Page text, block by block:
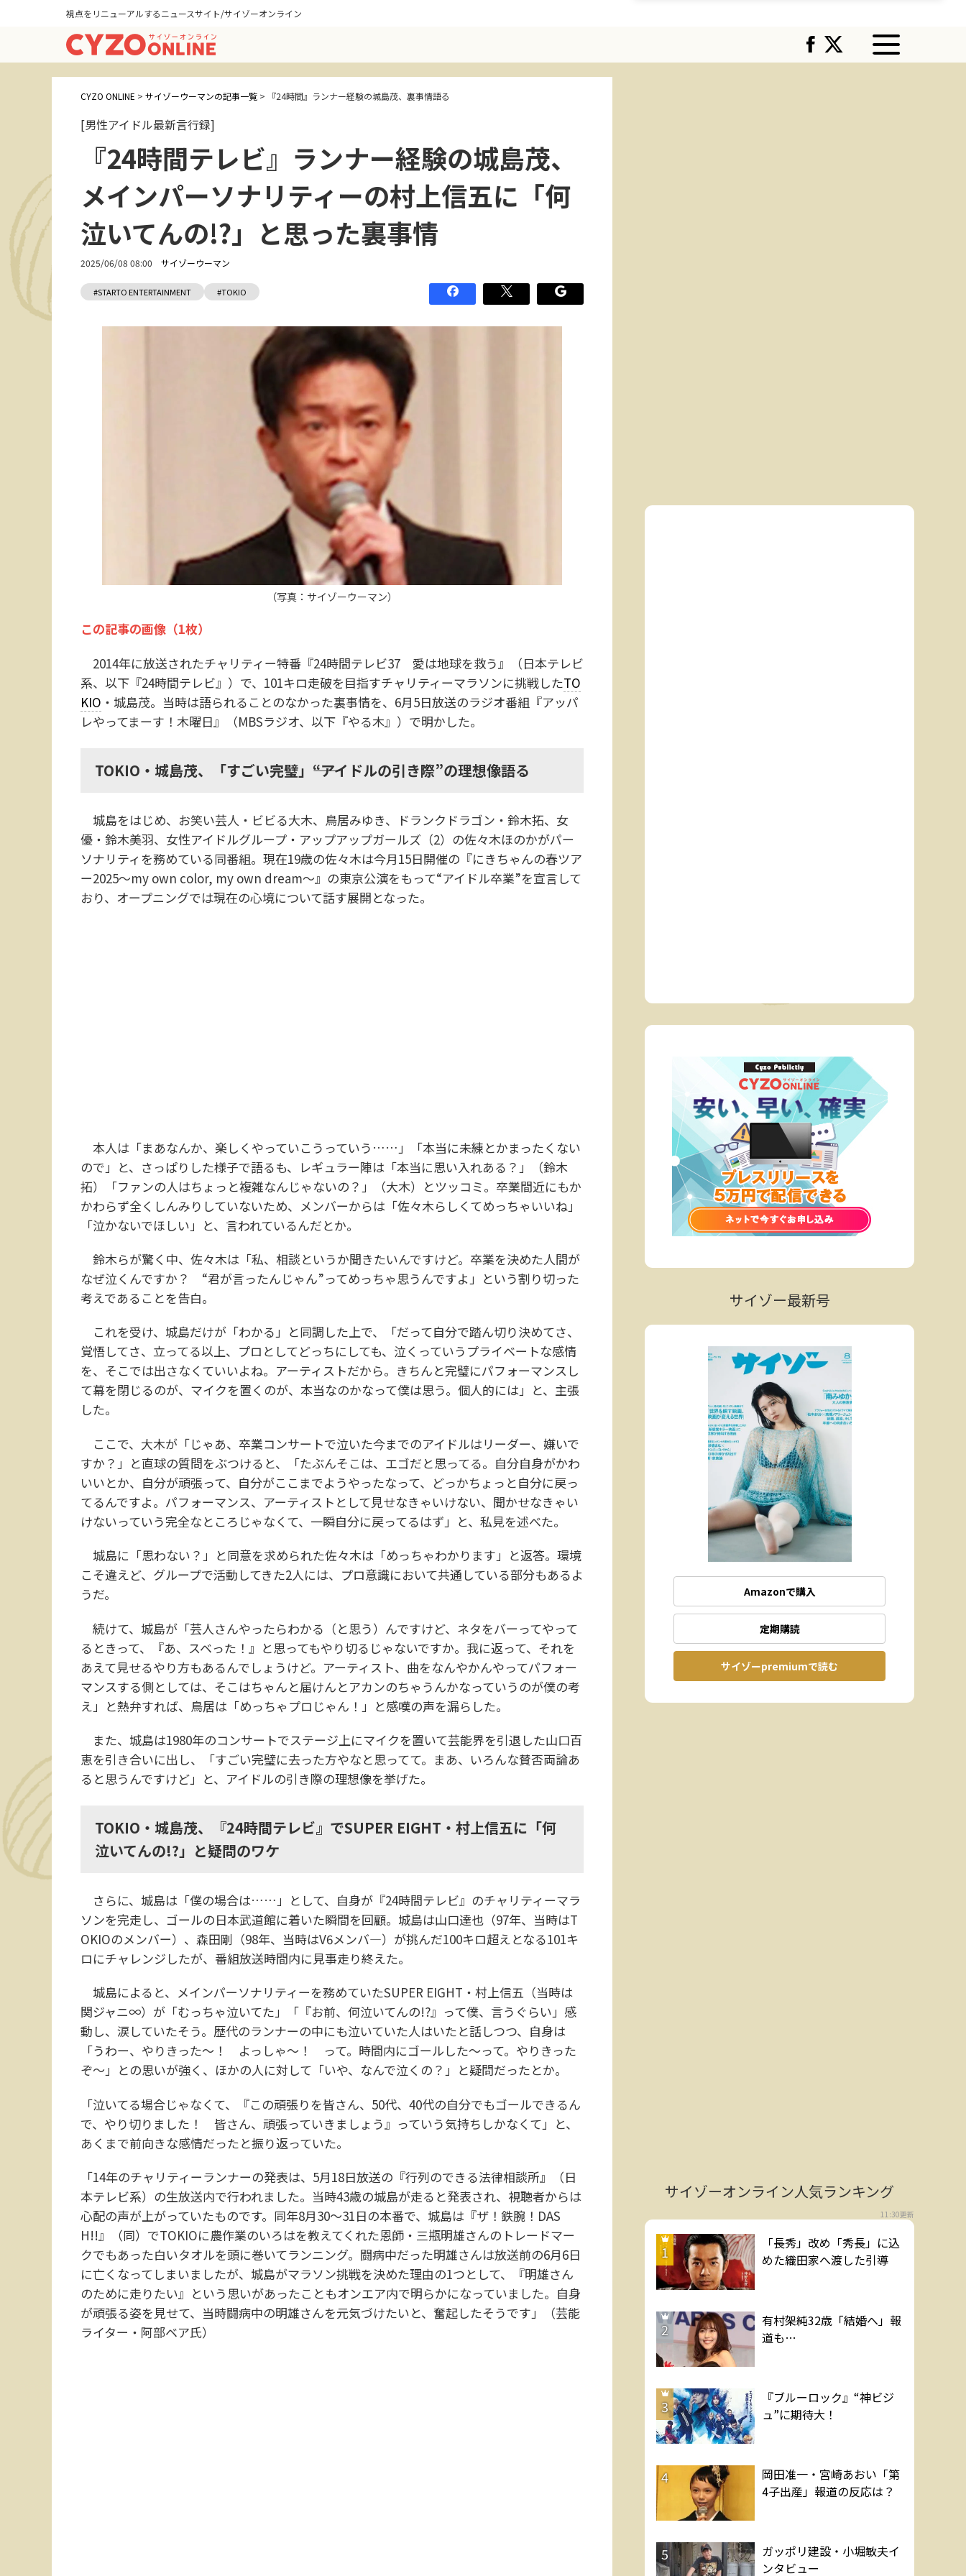
視点をリニューアルするニュースサイト/サイゾーオンライン
CYZO ONLINE > サイゾーウーマンの記事一覧 > 『24時間』ランナー経験の城島茂、裏事情語る
[男性アイドル最新言行録]
『24時間テレビ』ランナー経験の城島茂、
メインパーソナリティーの村上信五に「何
泣いてんの!?」と思った裏事情
2025/06/08 08:00 サイゾーウーマン
#STARTO ENTERTAINMENT #TOKIO
（写真：サイゾーウーマン）
この記事の画像（1枚）
2014年に放送されたチャリティー特番『24時間テレビ37 愛は地球を救う』（日本テレビ
系、以下『24時間テレビ』）で、101キロ走破を目指すチャリティーマラソンに挑戦したTO
KIO ・城島茂。当時は語られることのなかった裏事情を、6月5日放送のラジオ番組『アッパ
レやってまーす！木曜日』（MBSラジオ、以下『やる木』）で明かした。
TOKIO・城島茂、「すごい完璧」――“アイドルの引き際”の理想像語る
城島をはじめ、お笑い芸人・ビビる大木、鳥居みゆき、ドランクドラゴン・鈴木拓、女
優・鈴木美羽、女性アイドルグループ・アップアップガールズ（2）の佐々木ほのかがパー
ソナリティを務めている同番組。現在19歳の佐々木は今月15日開催の『にきちゃんの春ツア
ー2025～my own color, my own dream～』の東京公演をもって“アイドル卒業”を宣言して
おり、オープニングでは現在の心境について話す展開となった。
本人は「まあなんか、楽しくやっていこうっていう……」「本当に未練とかまったくない
ので」と、さっぱりした様子で語るも、レギュラー陣は「本当に思い入れある？」（鈴木
拓）「ファンの人はちょっと複雑なんじゃないの？」（大木）とツッコミ。卒業間近にもか
かわらず全くしんみりしていないため、メンバーからは「佐々木らしくてめっちゃいいね」
「泣かないでほしい」と、言われているんだとか。
鈴木らが驚く中、佐々木は「私、相談というか聞きたいんですけど。卒業を決めた人間が
なぜ泣くんですか？ “君が言ったんじゃん”ってめっちゃ思うんですよ」という割り切った
考えであることを告白。
これを受け、城島だけが「わかる」と同調した上で、「だって自分で踏ん切り決めてさ、
覚悟してさ、立ってる以上、プロとしてどっちにしても、泣くっていうプライベートな感情
を、そこでは出さなくていいよね。アーティストだから。きちんと完璧にパフォーマンスし
て幕を閉じるのが、マイクを置くのが、本当なのかなって僕は思う。個人的には」と、主張
した。
ここで、大木が「じゃあ、卒業コンサートで泣いた今までのアイドルはリーダー、嫌いで
すか？」と直球の質問をぶつけると、「たぶんそこは、エゴだと思ってる。自分自身がかわ
いいとか、自分が頑張って、自分がここまでようやったなって、どっかちょっと自分に戻っ
てるんですよ。パフォーマンス、アーティストとして見せなきゃいけない、聞かせなきゃい
けないっていう完全なところじゃなくて、一瞬自分に戻ってるはず」と、私見を述べた。
城島に「思わない？」と同意を求められた佐々木は「めっちゃわかります」と返答。環境
こそ違えど、グループで活動してきた2人には、プロ意識において共通している部分もあるよ
うだ。
続けて、城島が「芸人さんやったらわかる（と思う）んですけど、ネタをバーってやって
るときって、『あ、スベった！』と思ってもやり切るじゃないですか。我に返って、それを
あえて見せるやり方もあるんでしょうけど。アーティスト、曲をなんやかんやってパフォー
マンスする側としては、そこはちゃんと届けんとアカンのちゃうんかなっていうのが僕の考
え」と熱弁すれば、鳥居は「めっちゃプロじゃん！」と感嘆の声を漏らした。
また、城島は1980年のコンサートでステージ上にマイクを置いて芸能界を引退した山口百
恵を引き合いに出し、「すごい完璧に去った方やなと思ってて。まあ、いろんな賛否両論あ
ると思うんですけど」と、アイドルの引き際の理想像を挙げた。
TOKIO・城島茂、『24時間テレビ』でSUPER EIGHT・村上信五に「何
泣いてんの!?」と疑問のワケ
さらに、城島は「僕の場合は……」として、自身が『24時間テレビ』のチャリティーマラ
ソンを完走し、ゴールの日本武道館に着いた瞬間を回顧。城島は山口達也（97年、当時はT
OKIOのメンバー）、森田剛（98年、当時はV6メンバ―）が挑んだ100キロ超えとなる101キ
ロにチャレンジしたが、番組放送時間内に見事走り終えた。
城島によると、メインパーソナリティーを務めていたSUPER EIGHT・村上信五（当時は
関ジャニ∞）が「むっちゃ泣いてた」「『お前、何泣いてんの!?』って僕、言うぐらい」感
動し、涙していたそう。歴代のランナーの中にも泣いていた人はいたと話しつつ、自身は
「うわー、やりきった～！ よっしゃ～！ って。時間内にゴールした～って。やりきった
ぞ～」との思いが強く、ほかの人に対して「いや、なんで泣くの？」と疑問だったとか。
「泣いてる場合じゃなくて、『この頑張りを皆さん、50代、40代の自分でもゴールできるん
で、やり切りました！ 皆さん、頑張っていきましょう』っていう気持ちしかなくて」と、
あくまで前向きな感情だったと振り返っていた。
「14年のチャリティーランナーの発表は、5月18日放送の『行列のできる法律相談所』（日
本テレビ系）の生放送内で行われました。当時43歳の城島が走ると発表され、視聴者からは
心配の声が上がっていたものです。同年8月30～31日の本番で、城島は『ザ！鉄腕！DAS
H!!』（同）でTOKIOに農作業のいろはを教えてくれた恩師・三瓶明雄さんのトレードマー
クでもあった白いタオルを頭に巻いてランニング。闘病中だった明雄さんは放送前の6月6日
に亡くなってしまいましたが、城島がマラソン挑戦を決めた理由の1つとして、『明雄さん
のために走りたい』という思いがあったこともオンエア内で明らかになっていました。自身
が頑張る姿を見せて、当時闘病中の明雄さんを元気づけたいと、奮起したそうです」（芸能
ライター・阿部ベア氏）
サイゾー最新号
Amazonで購入
定期購読
サイゾーpremiumで読む
サイゾーオンライン人気ランキング
11:30更新
1
「長秀」改め「秀長」に込
めた織田家へ渡した引導
2
有村架純32歳「結婚へ」報
道も…
3
『ブルーロック』“神ビジ
ュ”に期待大！
4
岡田准一・宮崎あおい「第
4子出産」報道の反応は？
5
ガッポリ建設・小堀敏夫イ
ンタビュー